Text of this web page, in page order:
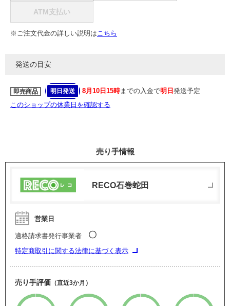
ATM支払い
※ご注文代金の詳しい説明はこちら
発送の目安
即売商品 明日発送 8月10日15時までの入金で明日 発送予定
このショップの休業日を確認する
売り手情報
RECO石巻蛇田
営業日
適格請求書発行事業者 〇
特定商取引に関する法律に基づく表示
売り手評価 （直近3か月）